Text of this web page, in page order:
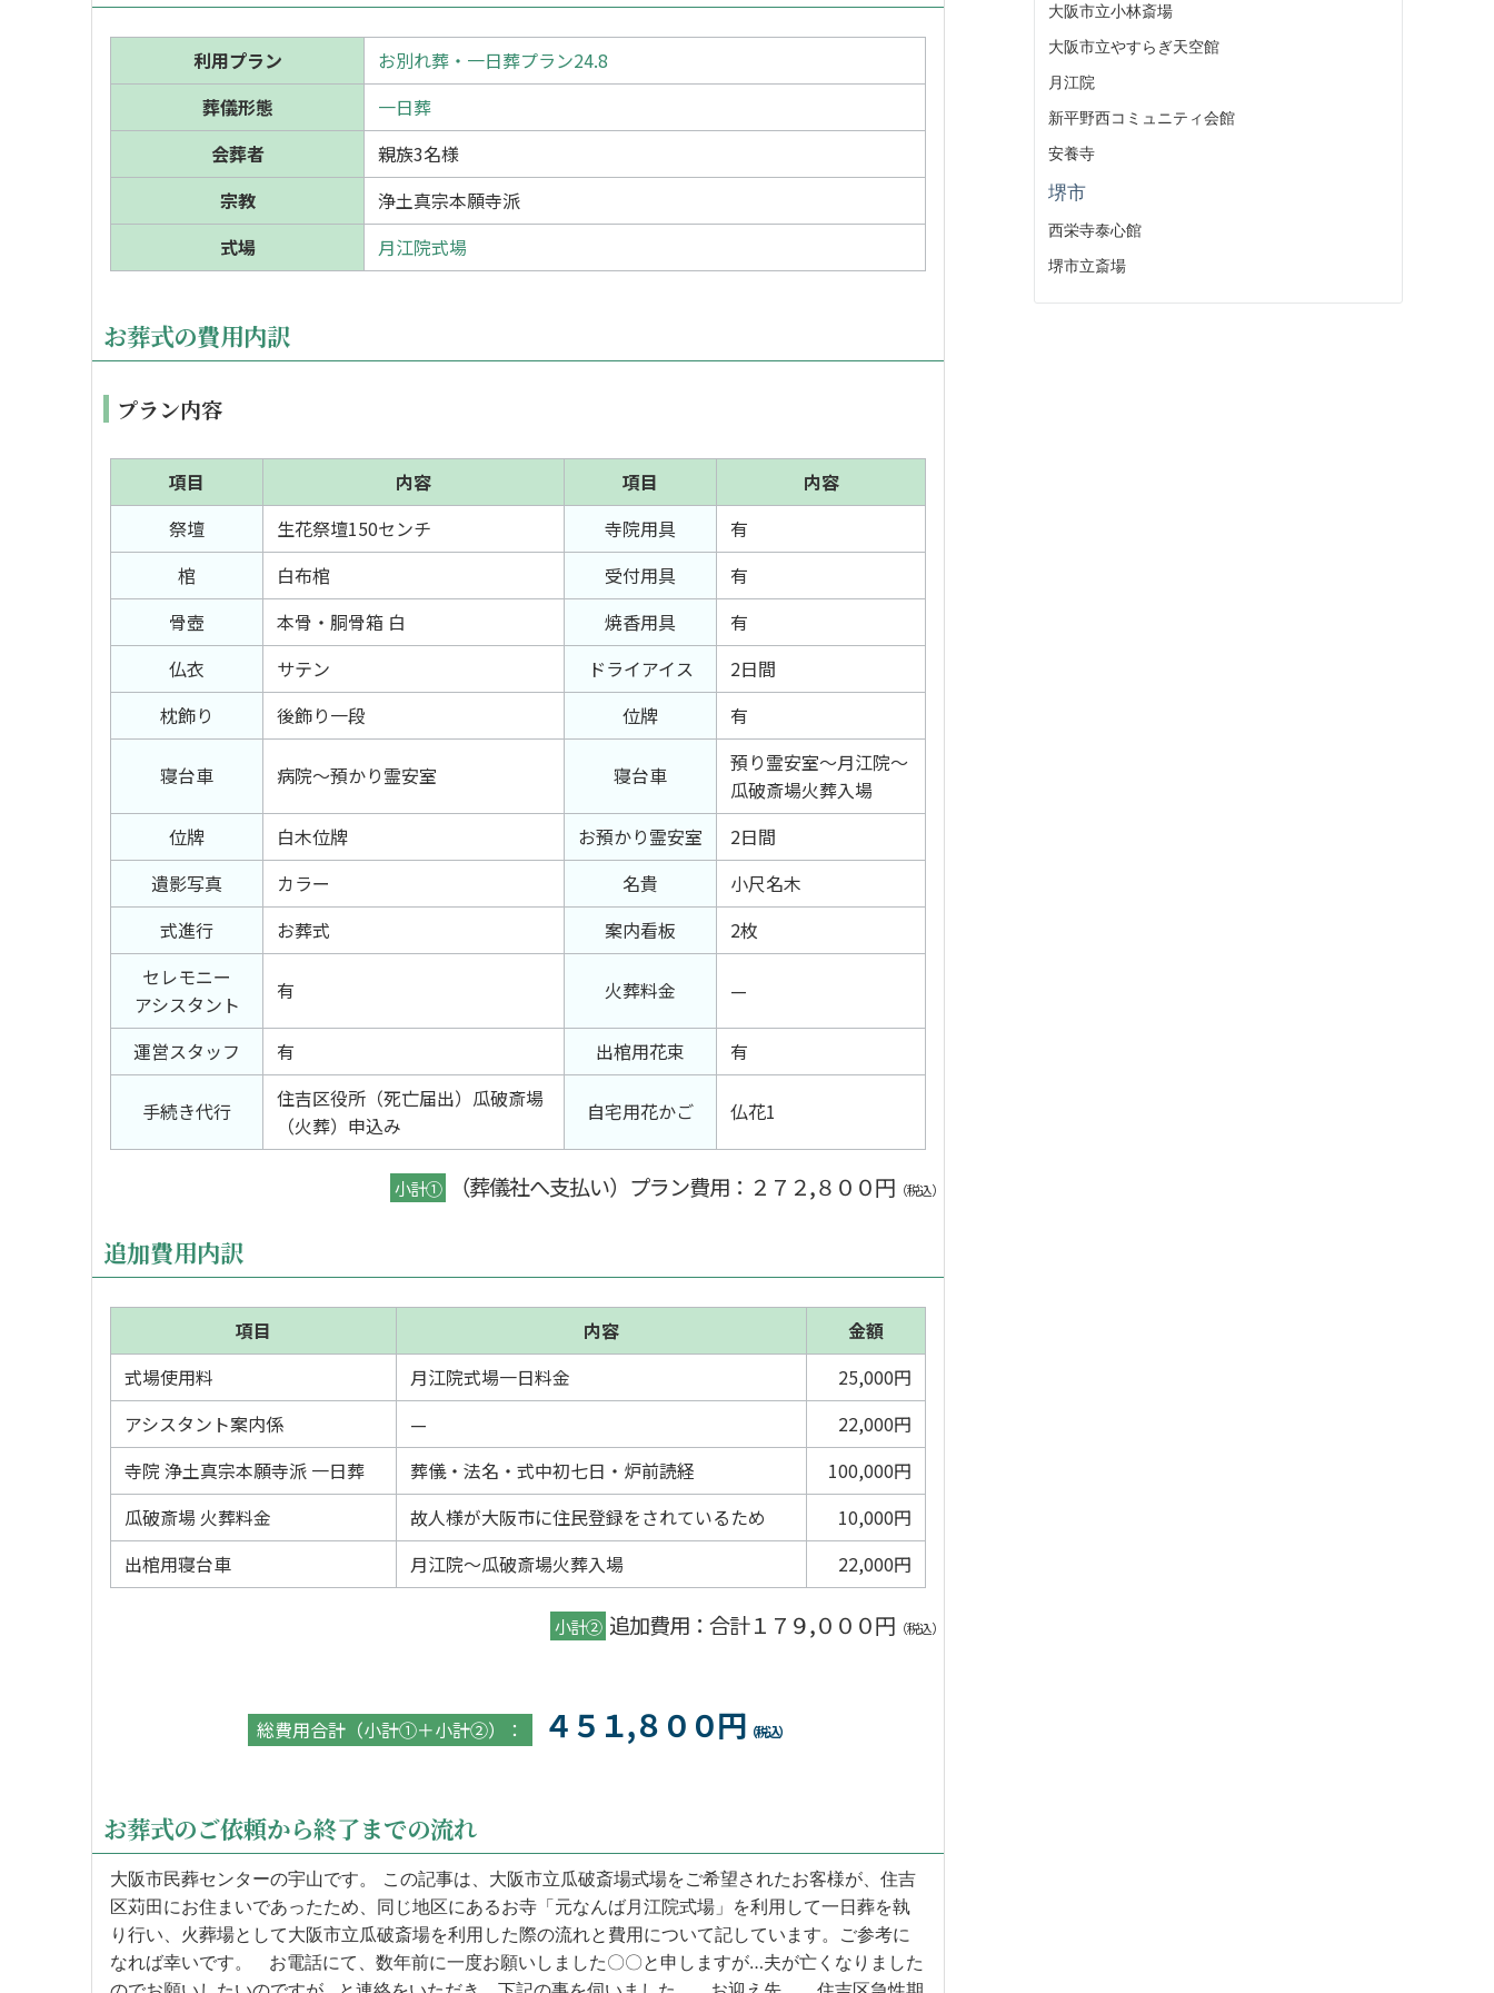
利用プラン
お別れ葬・一日葬プラン24.8
葬儀形態
一日葬
会葬者
親族3名様
宗教
浄土真宗本願寺派
式場
月江院式場
お葬式の費用内訳
プラン内容
項目 内容 項目
内容
祭壇
生花祭壇150センチ 寺院用具
有
棺
白布棺 受付用具
有
骨壺
本骨・胴骨箱 白 焼香用具
有
仏衣
サテン ドライアイス
2日間
枕飾り
後飾り一段 位牌 有
寝台車 病院～預かり霊安室 寝台車
預り霊安室～月江院～
瓜破斎場火葬入場
位牌
白木位牌 お預かり霊安室
2日間
遺影写真
カラー 名貴
小尺名木
式進行
お葬式 案内看板
2枚
セレモニー
アシスタント
有 火葬料金 —
運営スタッフ 有 出棺用花束 有
手続き代行
住吉区役所（死亡届出）瓜破斎場
（火葬）申込み
自宅用花かご 仏花1
小計① （葬儀社へ支払い）プラン費用 ：２７２,８００円 （税込）
追加費用内訳
項目 内容
金額
式場使用料
月江院式場一日料金
25,000円
アシスタント案内係
—
22,000円
寺院 浄土真宗本願寺派 一日葬
葬儀・法名・式中初七日・炉前読経
100,000円
瓜破斎場 火葬料金
故人様が大阪市に住民登録をされているため
10,000円
出棺用寝台車
月江院～瓜破斎場火葬入場 22,000円
小計② 追加費用：合計１７９,０００円 （税込）
総費用合計（小計①＋小計②）： ４５１,８００円 （税込）
お葬式のご依頼から終了までの流れ
大阪市民葬センターの宇山です。 この記事は、大阪市立瓜破斎場式場をご希望されたお客様が、住吉
区苅田にお住まいであったため、同じ地区にあるお寺「元なんば月江院式場」を利用して一日葬を執
り行い、火葬場として大阪市立瓜破斎場を利用した際の流れと費用について記しています。ご参考に
なれば幸いです。 お電話にて、数年前に一度お願いしました〇〇と申しますが…夫が亡くなりました
大阪市立小林斎場
大阪市立やすらぎ天空館
月江院
新平野西コミュニティ会館
安養寺
堺市
西栄寺泰心館
堺市立斎場